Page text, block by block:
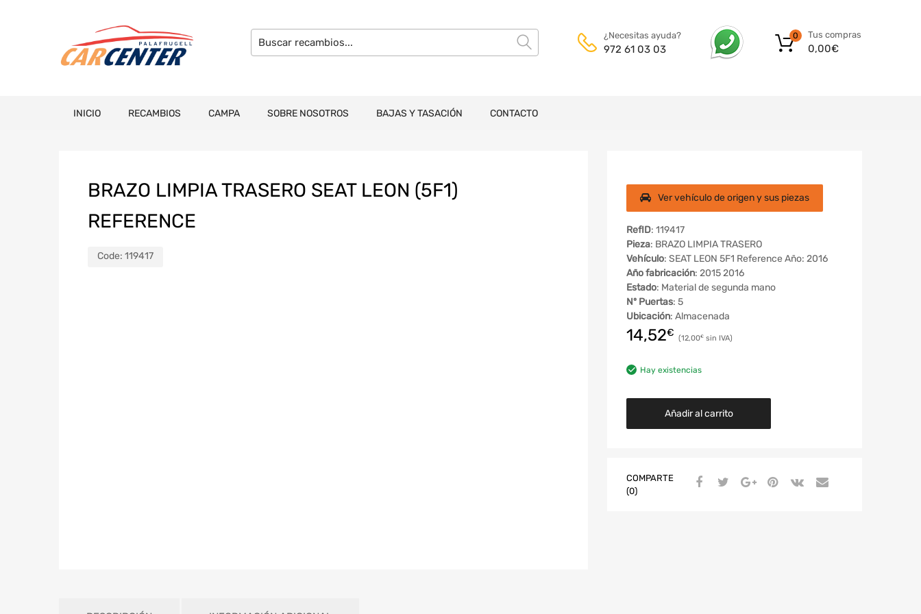
¿Necesitas ayuda?
972 61 03 03
Tus compras
0,00€
0
INICIO RECAMBIOS CAMPA SOBRE NOSOTROS BAJAS Y TASACIÓN CONTACTO
BRAZO LIMPIA TRASERO SEAT LEON (5F1)
REFERENCE
Code: 119417
Ver vehículo de origen y sus piezas
RefID: 119417
Pieza: BRAZO LIMPIA TRASERO
Vehículo: SEAT LEON 5F1 Reference Año: 2016
Año fabricación: 2015 2016
Estado: Material de segunda mano
Nº Puertas: 5
Ubicación: Almacenada
14,52€ 12,00€
Hay existencias
Añadir al carrito
COMPARTE
(0)